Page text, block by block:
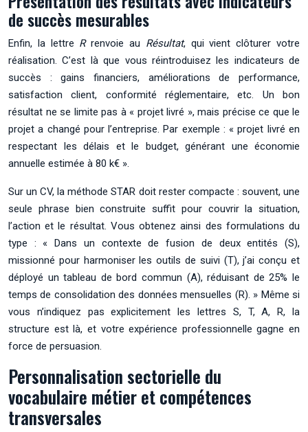
de succès mesurables
Enfin, la lettre Rrenvoie au Résultat, qui vient clôturer votre
réalisation. C’est là que vous réintroduisez les indicateurs de
succès : gains financiers, améliorations de performance,
satisfaction client, conformité réglementaire, etc. Un bon
résultat ne se limite pas à « projet livré », mais précise ce que le
projet a changé pour l’entreprise. Par exemple : « projet livré en
respectant les délais et le budget, générant une économie
annuelle estimée à 80 k€ ».
Sur un CV, la méthode STAR doit rester compacte : souvent, une
seule phrase bien construite suffit pour couvrir la situation,
l’action et le résultat. Vous obtenez ainsi des formulations du
type : « Dans un contexte de fusion de deux entités (S),
missionné pour harmoniser les outils de suivi (T), j’ai conçu et
déployé un tableau de bord commun (A), réduisant de 25% le
temps de consolidation des données mensuelles (R). » Même si
vous n’indiquez pas explicitement les lettres S, T, A, R, la
structure est là, et votre expérience professionnelle gagne en
force de persuasion.
Personnalisation sectorielle du
vocabulaire métier et compétences
transversales